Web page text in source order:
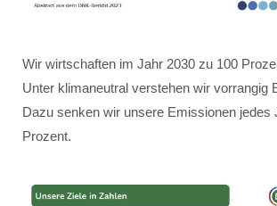
Wir wirtschaften im Jahr 2030 zu 100
Unter klimaneutral verstehen wir vorrangig
Dazu senken wir unsere Emissionen jedes
Prozent.